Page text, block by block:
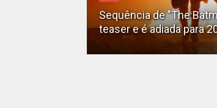
Sequência de "The
teaser e é adiada para